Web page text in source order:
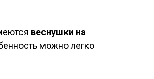
веснушки на
можно легко